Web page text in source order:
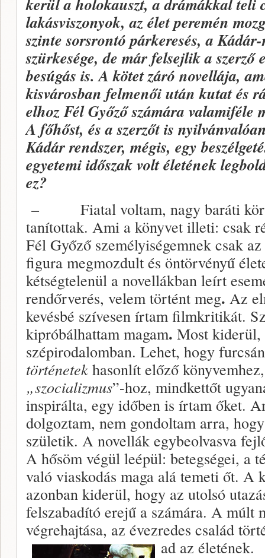
lakásviszonyok, az élet peremén
szinte sorsrontó párkeresés, a
szürkesége, de már felsejlik a
besúgás is. A kötet záró novellája,
kisvárosban felmenői után kutat és
elhoz Fél Győző számára valamiféle
A főhőst, és a szerzőt is
Kádár rendszer, mégis, egy
egyetemi időszak volt életének
ez?
– Fiatal voltam, nagy baráti kör
tanítottak. Ami a könyvet illeti: csak
Fél Győző személyiségemnek csak
figura megmozdult és öntörvényű
kétségtelenül a novellákban leírt
rendőrverés, velem történt meg. Az
kevésbé szívesen írtam filmkritikát.
kipróbálhattam magam. Most kiderül,
szépirodalomban. Lehet, hogy
történetek hasonlít előző
„szocializmus”-hoz, mindkettőt
inspirálta, egy időben is írtam őket.
dolgoztam, nem gondoltam arra,
születik. A novellák egybeolvasva
A hősöm végül leépül: betegségei, a
való viaskodás maga alá temeti őt. A
azonban kiderül, hogy az utolsó
felszabadító erejű a számára. A múlt
végrehajtása, az évezredes család
ad az életének.